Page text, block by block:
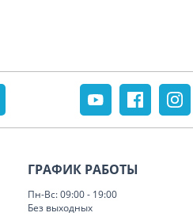
ГРАФИК РАБОТЫ
Пн-Вс: 09:00 - 19:00
Без выходных